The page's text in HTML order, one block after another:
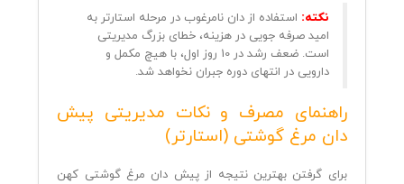
نکته: استفاده از دان نامرغوب در مرحله استارتر به
امید صرفه‌ جویی در هزینه، خطای بزرگ مدیریتی
است. ضعف رشد در 10 روز اول، با هیچ مکمل و
دارویی در انتهای دوره جبران نخواهد شد.
راهنمای مصرف و نکات مدیریتی پیش
دان مرغ گوشتی (استارتر)
برای گرفتن بهترین نتیجه از پیش دان مرغ گوشتی کهن